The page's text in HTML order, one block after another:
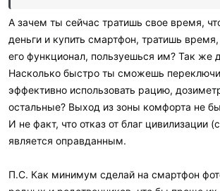
А зачем ты сейчас тратишь свое время,
деньги и купить смартфон, тратишь время,
его функционал, пользуешься им? Так же
Насколько быстро ты сможешь
эффективно использовать рацию,
остальные? Выход из зоны комфорта не
И не факт, что отказ от благ цивилизации
является оправданным.
П.С. Как минимум сделай на смартфон